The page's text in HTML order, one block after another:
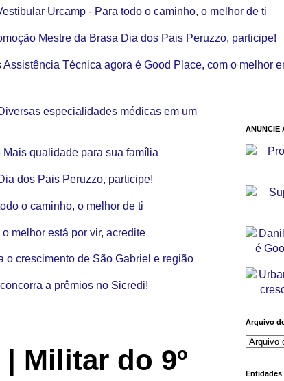
Militar do 9º
ANUNCIE
Arquivo
Entidades